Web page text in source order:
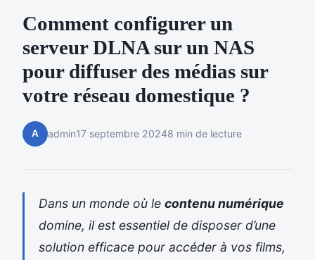
Comment configurer un
serveur DLNA sur un NAS
pour diffuser des médias sur
votre réseau domestique ?
A admin17 septembre 20248 min de lecture
Dans un monde où le contenu numérique
domine, il est essentiel de disposer d’une
solution efficace pour accéder à vos films,